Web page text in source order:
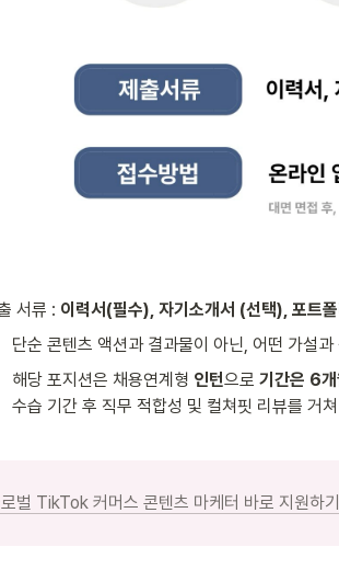
서류 : 이력서(필수), 자기소개서 (선택), 포트
단순 콘텐츠 액션과 결과물이 아닌, 어떤 가설
해당 포지션은 채용연계형 인턴으로 기간은 6개
수습 기간 후 직무 적합성 및 컬쳐핏 리뷰를 거
벌 TikTok 커머스 콘텐츠 마케터 바로 지원하